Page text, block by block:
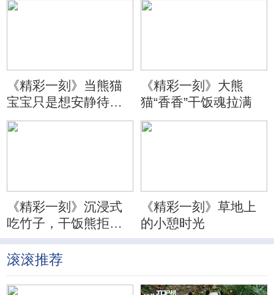
《精彩一刻》当熊猫
宝宝只是想安静待会
儿
《精彩一刻》大熊
猫“香香”干饭魂拉满
《精彩一刻》沉浸式
吃竹子，干饭熊拒绝
分心
《精彩一刻》草地上
的小憩时光
滚滚推荐